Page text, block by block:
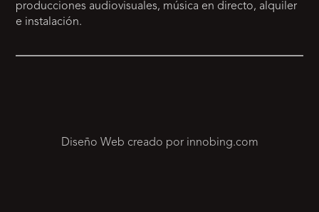
producciones audiovisuales, música en directo, alquiler
e instalación.
Diseño Web creado por innobing.com